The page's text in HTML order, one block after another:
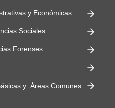
y Económicas
Sociales
Forenses
y Áreas Comunes